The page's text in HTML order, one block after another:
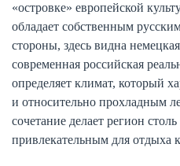
«островке» европейской
обладает собственным
стороны, здесь видна
современная российская
определяет климат, который
и относительно прохладным
сочетание делает регион
привлекательным для отдыха